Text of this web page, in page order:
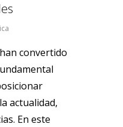
convertido
actualidad,
En este